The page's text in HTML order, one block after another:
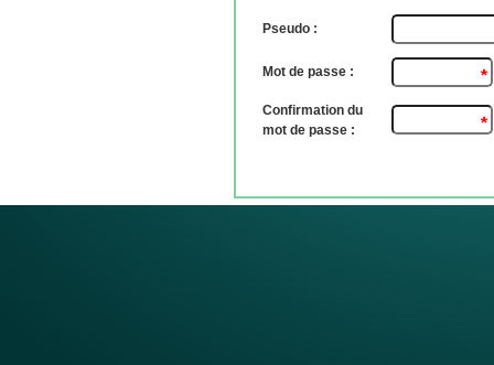
Pseudo :
Mot de passe :
Confirmation du
mot de passe :